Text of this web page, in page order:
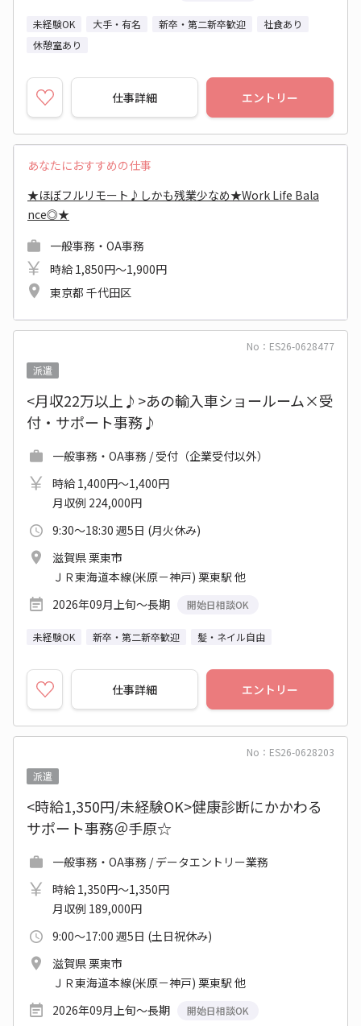
未経験OK 大手・有名 新卒・第二新卒歓迎
社食あり
休憩室あり
仕事詳細 エントリー
あなたにおすすめの仕事
★ほぼフルリモート♪しかも残業少なめ★Work Life Bala
nce◎★
一般事務・OA事務
時給 1,850円～1,900円
東京都 千代田区
No：ES26-0628477
派遣
<月収22万以上♪>あの輸入車ショールーム×受
付・サポート事務♪
一般事務・OA事務 / 受付（企業受付以外）
時給 1,400円～1,400円
月収例 224,000円
9:30～18:30 週5日 (月火休み)
滋賀県 栗東市
ＪＲ東海道本線(米原－神戸) 栗東駅 他
2026年09月上旬～長期
開始日相談OK
未経験OK 新卒・第二新卒歓迎 髪・ネイル自由
仕事詳細 エントリー
No：ES26-0628203
派遣
<時給1,350円/未経験OK>健康診断にかかわる
サポート事務＠手原☆
一般事務・OA事務 / データエントリー業務
時給 1,350円～1,350円
月収例 189,000円
9:00～17:00 週5日 (土日祝休み)
滋賀県 栗東市
ＪＲ東海道本線(米原－神戸) 栗東駅 他
2026年09月上旬～長期
開始日相談OK